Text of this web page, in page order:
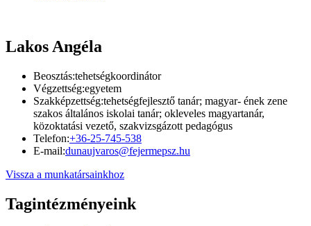
Lakos Angéla
Beosztás:tehetségkoordinátor
Végzettség:egyetem
Szakképzettség:tehetségfejlesztő tanár; magyar- ének zene
szakos általános iskolai tanár; okleveles magyartanár,
közoktatási vezető, szakvizsgázott pedagógus
Telefon:+36-25-745-538
E-mail:dunaujvaros@fejermepsz.hu
Vissza a munkatársainkhoz
Tagintézményeink